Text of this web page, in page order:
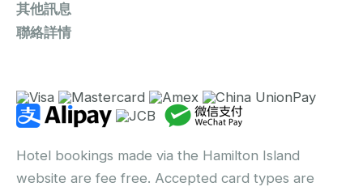
其他訊息
聯絡詳情
Hotel bookings made via the Hamilton Island
website are fee free. Accepted card types are